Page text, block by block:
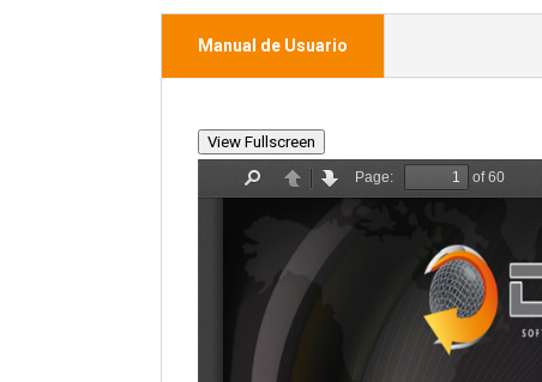
Manual de Usuario
View Fullscreen